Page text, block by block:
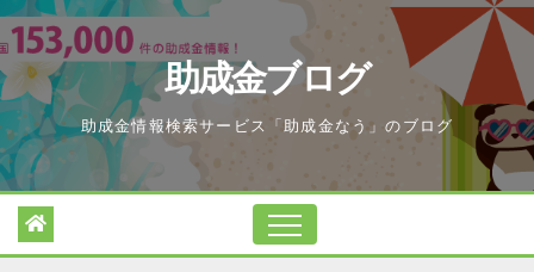
Skip
to
content
助成金ブログ
助成金情報検索サービス「助成金なう」のブログ